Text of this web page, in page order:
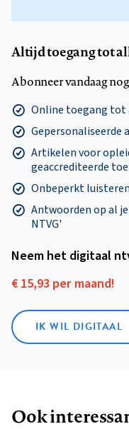
Altijd toegang tot
Abonneer vandaag
Online toegang
Gepersonaliseerde
Artikelen voor
geaccrediteerde
Onbeperkt
Antwoorden op al
NTVG'
Neem het digitaal
€ 15,93 per maand!
IK WIL DIGITAAL
Ook